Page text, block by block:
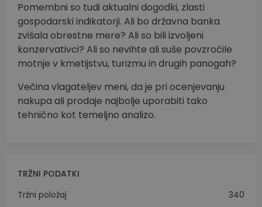
Pomembni so tudi aktualni dogodki, zlasti
gospodarski indikatorji. Ali bo državna banka
zvišala obrestne mere? Ali so bili izvoljeni
konzervativci? Ali so nevihte ali suše povzročile
motnje v kmetijstvu, turizmu in drugih panogah?
Večina vlagateljev meni, da je pri ocenjevanju
nakupa ali prodaje najbolje uporabiti tako
tehnično kot temeljno analizo.
TRŽNI PODATKI
Tržni položaj
340